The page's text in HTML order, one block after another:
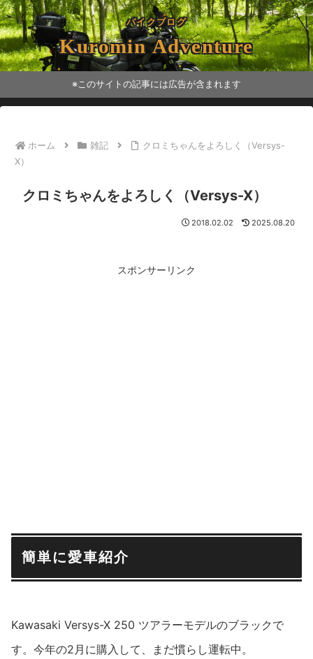
バイクブログ
Kuromin Adventure
※このサイトの記事には広告が含まれます
ホーム 雑記
クロミちゃんをよろしく（Versys-
X）
クロミちゃんをよろしく（Versys-X）
2018.02.02 2025.08.20
スポンサーリンク
簡単に愛車紹介
Kawasaki Versys-X 250 ツアラーモデルのブラックで
す。今年の2月に購入して、まだ慣らし運転中。